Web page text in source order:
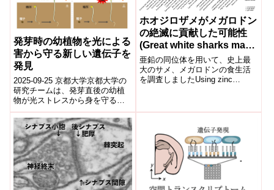
発芽時の幼植物を光による
害から守る新しい遺伝子を
発見
2025-09-25 京都大学京都大学の
研究チームは、発芽直後の幼植
物が光ストレスから身を守る新
しい遺伝子「ESL1」を発見し
た。通常、暗所で発芽した植物
が地表...
ホオジロザメがメガロドン
の絶滅に貢献した可能性
(Great white sharks may
have contributed to
megalodon extinction)
亜鉛の同位体を用いて、史上最
大のサメ、メガロドンの食生活
を調査しましたUsing zinc